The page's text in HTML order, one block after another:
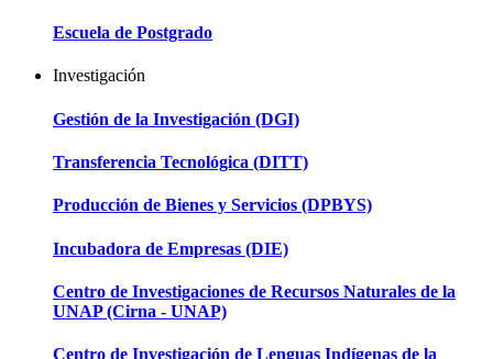
Escuela de Postgrado
Investigación
Gestión de la Investigación (DGI)
Transferencia Tecnológica (DITT)
Producción de Bienes y Servicios (DPBYS)
Incubadora de Empresas (DIE)
Centro de Investigaciones de Recursos Naturales de la
UNAP (Cirna - UNAP)
Centro de Investigación de Lenguas Indígenas de la